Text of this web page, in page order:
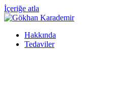
İçeriğe atla
Hakkında
Tedaviler